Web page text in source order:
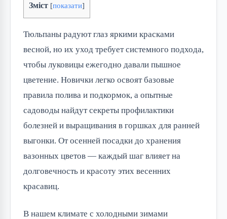
Зміст [показати]
Тюльпаны радуют глаз яркими красками
весной, но их уход требует системного подхода,
чтобы луковицы ежегодно давали пышное
цветение. Новички легко освоят базовые
правила полива и подкормок, а опытные
садоводы найдут секреты профилактики
болезней и выращивания в горшках для ранней
выгонки. От осенней посадки до хранения
вазонных цветов — каждый шаг влияет на
долговечность и красоту этих весенних
красавиц.
В нашем климате с холодными зимами